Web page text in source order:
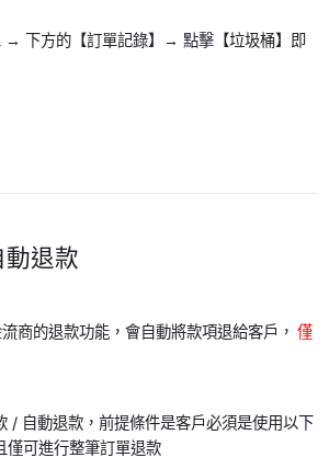
下方的【訂單記錄】→ 點擊【垃圾桶】即
退款
商的退款功能，會自動將款項退給客戶， 僅
/ 自動退款，前提條件是客戶必須是使用以下
僅可進行整筆訂單退款